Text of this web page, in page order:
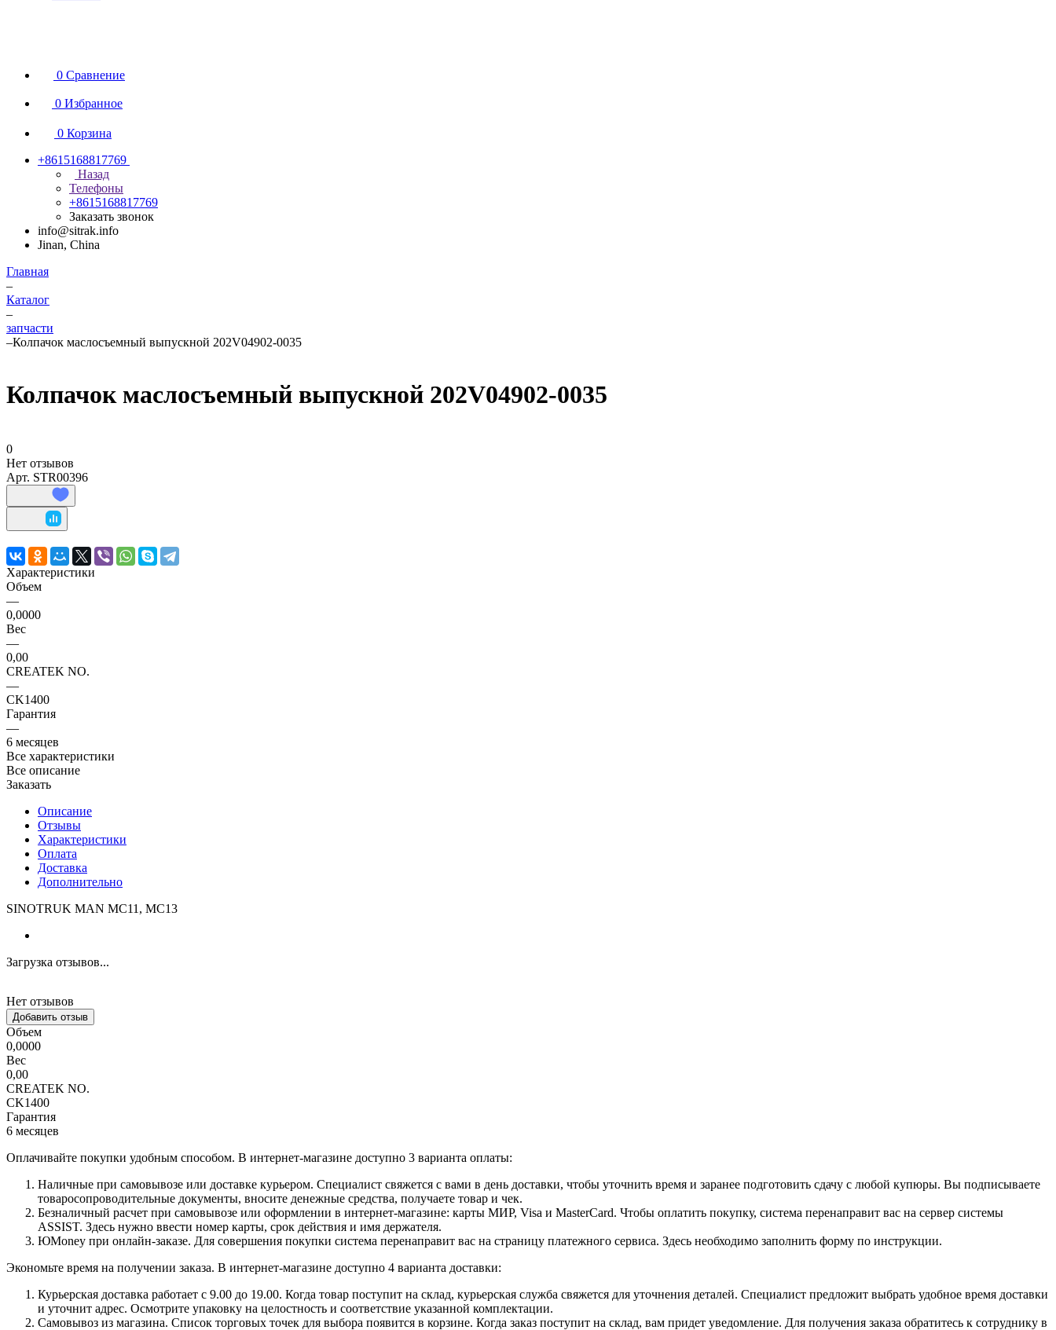
0 Сравнение
0 Избранное
0 Корзина
+8615168817769
Назад
Телефоны
+8615168817769
Заказать звонок
info@sitrak.info
Jinan, China
Главная
–
Каталог
–
запчасти
–Колпачок маслосъемный выпускной 202V04902-0035
Колпачок маслосъемный выпускной 202V04902-0035
0
Нет отзывов
Арт. STR00396
Характеристики
Объем
—
0,0000
Вес
—
0,00
CREATEK NO.
—
CK1400
Гарантия
—
6 месяцев
Все характеристики
Все описание
Заказать
Описание
Отзывы
Характеристики
Оплата
Доставка
Дополнительно
SINOTRUK MAN MC11, MC13
Загрузка отзывов...
Нет отзывов
Добавить отзыв
Объем
0,0000
Вес
0,00
CREATEK NO.
CK1400
Гарантия
6 месяцев
Оплачивайте покупки удобным способом. В интернет-магазине доступно 3 варианта оплаты:
Наличные при самовывозе или доставке курьером. Специалист свяжется с вами в день доставки, чтобы уточнить время и заранее подготовить сдачу с любой купюры. Вы подписываете
товаросопроводительные документы, вносите денежные средства, получаете товар и чек.
Безналичный расчет при самовывозе или оформлении в интернет-магазине: карты МИР, Visa и MasterCard. Чтобы оплатить покупку, система перенаправит вас на сервер системы
ASSIST. Здесь нужно ввести номер карты, срок действия и имя держателя.
ЮMoney при онлайн-заказе. Для совершения покупки система перенаправит вас на страницу платежного сервиса. Здесь необходимо заполнить форму по инструкции.
Экономьте время на получении заказа. В интернет-магазине доступно 4 варианта доставки:
Курьерская доставка работает с 9.00 до 19.00. Когда товар поступит на склад, курьерская служба свяжется для уточнения деталей. Специалист предложит выбрать удобное время доставки
и уточнит адрес. Осмотрите упаковку на целостность и соответствие указанной комплектации.
Самовывоз из магазина. Список торговых точек для выбора появится в корзине. Когда заказ поступит на склад, вам придет уведомление. Для получения заказа обратитесь к сотруднику в